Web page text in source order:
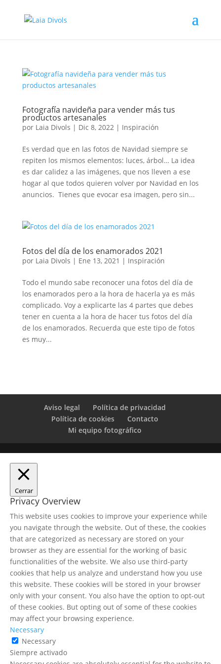
Fotografía navideña para vender más tus
productos artesanales
por Laia Divols | Dic 8, 2022| Inspiración
Es verdad que en las fotos de Navidad siempre se
repiten los mismos elementos: luces, árbol… La idea
es dar calidez a las imágenes, que nos lleven a ese
hogar al que todos quieren volver por Navidad en los
anuncios. Tienes que evocar esa imagen, pero sin...
Fotos del día de los enamorados 2021
por Laia Divols | Ene 13, 2021 | Inspiración
Todo el mundo sabe reconocer una fotos del día de
los enamorados pero a la hora de hacerla ya es más
complicado. Voy a explicarte las 4 partes que debes
tener en cuenta a la hora de hacer tus fotos del día
de los enamorados. Recuerda que este tipo de fotos
es muy...
Aviso legal
Política de privacidad
Política de cookies
Contacto
Mi equipo fotográfico
Cerrar
Privacy Overview
This website uses cookies to improve your experience while
you navigate through the website. Out of these, the cookies
that are categorized as necessary are stored on your
browser as they are essential for the working of basic
functionalities of the website. We also use third-party
cookies that help us analyze and understand how you use
this website. These cookies will be stored in your browser
only with your consent. You also have the option to opt-out
of these cookies. But opting out of some of these cookies
may affect your browsing experience.
Necessary
Necessary
Siempre activado